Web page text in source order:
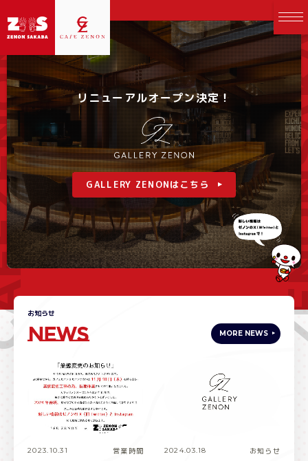
リニューアルオープン決定！
GALLERY ZENONはこちら
お知らせ
NEWS MORE NEWS
2023.10.31 営業時間 2024.03.18 お知らせ